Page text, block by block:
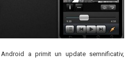
a primit un update semnificativ,